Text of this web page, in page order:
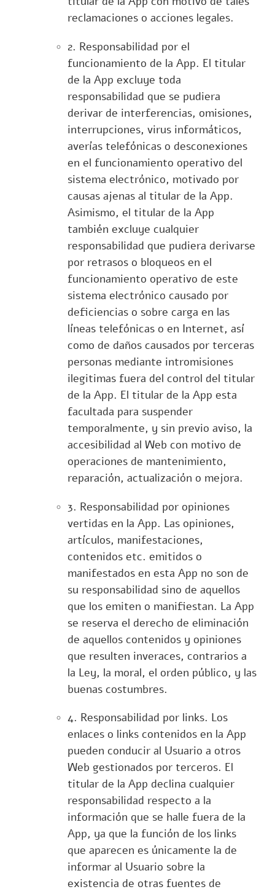
reclamaciones o acciones legales.
2. Responsabilidad por el
funcionamiento de la App. El titular
de la App excluye toda
responsabilidad que se pudiera
derivar de interferencias, omisiones,
interrupciones, virus informáticos,
averías telefónicas o desconexiones
en el funcionamiento operativo del
sistema electrónico, motivado por
causas ajenas al titular de la App.
Asimismo, el titular de la App
también excluye cualquier
responsabilidad que pudiera derivarse
por retrasos o bloqueos en el
funcionamiento operativo de este
sistema electrónico causado por
deficiencias o sobre carga en las
líneas telefónicas o en Internet, así
como de daños causados por terceras
personas mediante intromisiones
ilegitimas fuera del control del titular
de la App. El titular de la App esta
facultada para suspender
temporalmente, y sin previo aviso, la
accesibilidad al Web con motivo de
operaciones de mantenimiento,
reparación, actualización o mejora.
3. Responsabilidad por opiniones
vertidas en la App. Las opiniones,
artículos, manifestaciones,
contenidos etc. emitidos o
manifestados en esta App no son de
su responsabilidad sino de aquellos
que los emiten o manifiestan. La App
se reserva el derecho de eliminación
de aquellos contenidos y opiniones
que resulten inveraces, contrarios a
la Ley, la moral, el orden público, y las
buenas costumbres.
4. Responsabilidad por links. Los
enlaces o links contenidos en la App
pueden conducir al Usuario a otros
Web gestionados por terceros. El
titular de la App declina cualquier
responsabilidad respecto a la
información que se halle fuera de la
App, ya que la función de los links
que aparecen es únicamente la de
informar al Usuario sobre la
existencia de otras fuentes de